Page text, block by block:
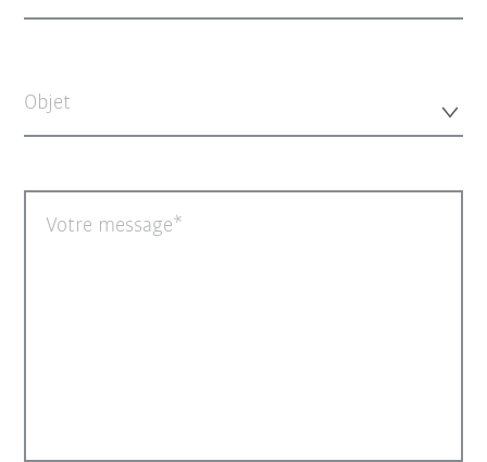
Objet
Votre message